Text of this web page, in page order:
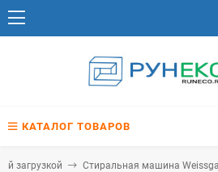
КАТАЛОГ ТОВАРОВ
загрузкой Стиральная машина